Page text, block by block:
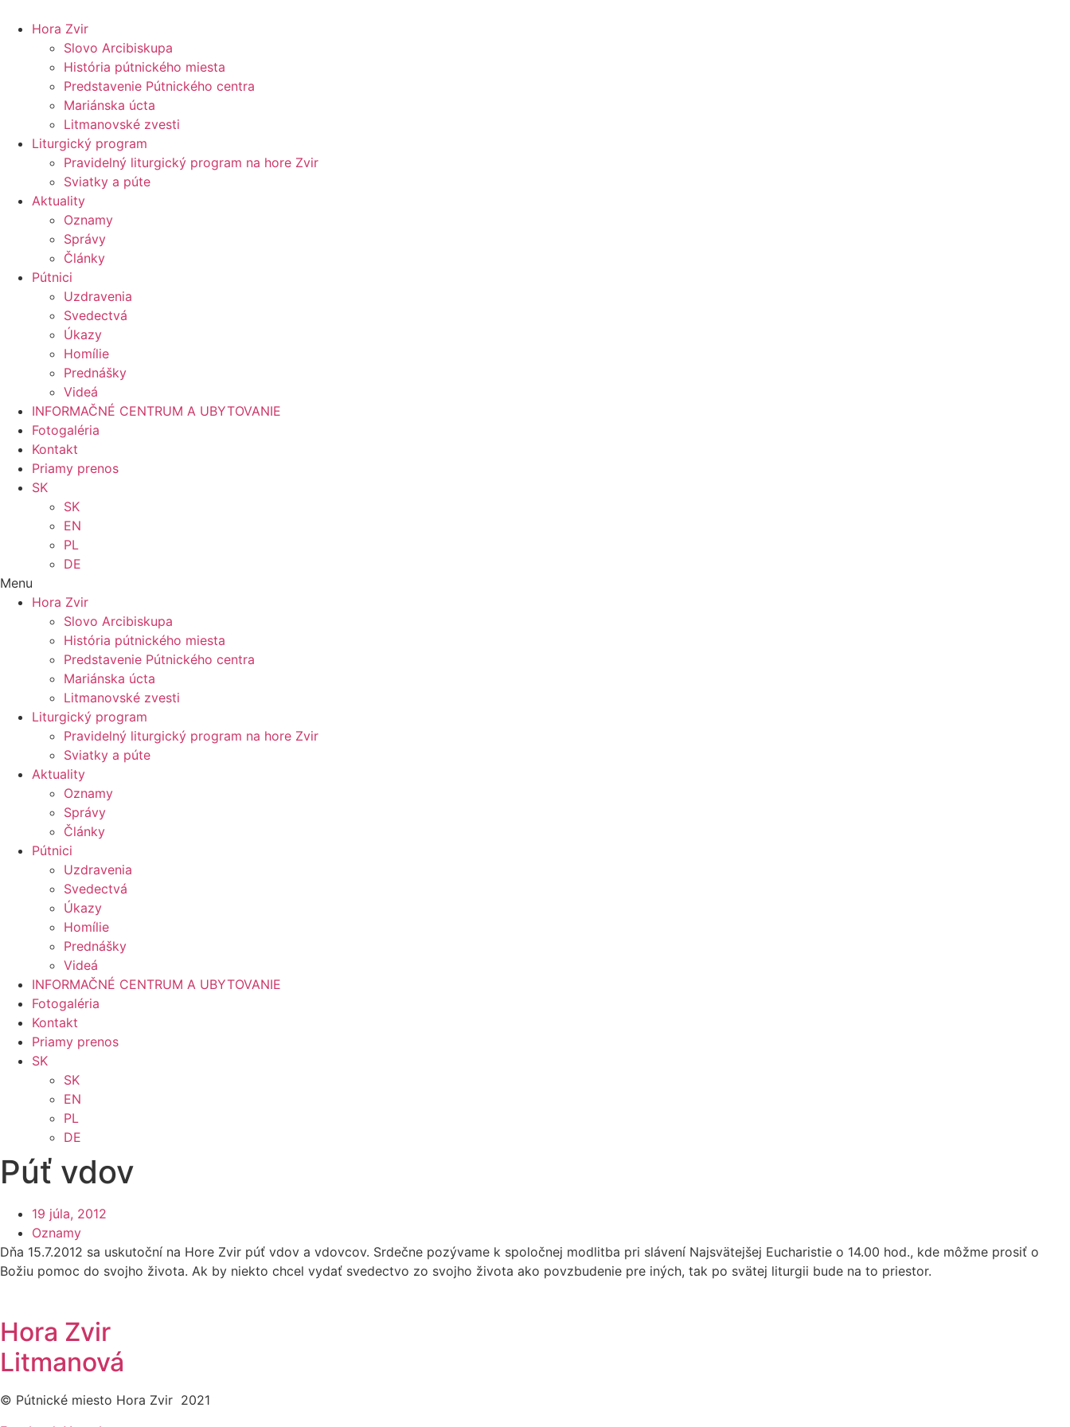
Hora Zvir
Slovo Arcibiskupa
História pútnického miesta
Predstavenie Pútnického centra
Mariánska úcta
Litmanovské zvesti
Liturgický program
Pravidelný liturgický program na hore Zvir
Sviatky a púte
Aktuality
Oznamy
Správy
Články
Pútnici
Uzdravenia
Svedectvá
Úkazy
Homílie
Prednášky
Videá
INFORMAČNÉ CENTRUM A UBYTOVANIE
Fotogaléria
Kontakt
Priamy prenos
SK
SK
EN
PL
DE
Menu
Hora Zvir
Slovo Arcibiskupa
História pútnického miesta
Predstavenie Pútnického centra
Mariánska úcta
Litmanovské zvesti
Liturgický program
Pravidelný liturgický program na hore Zvir
Sviatky a púte
Aktuality
Oznamy
Správy
Články
Pútnici
Uzdravenia
Svedectvá
Úkazy
Homílie
Prednášky
Videá
INFORMAČNÉ CENTRUM A UBYTOVANIE
Fotogaléria
Kontakt
Priamy prenos
SK
SK
EN
PL
DE
Púť vdov
19 júla, 2012
Oznamy
Dňa 15.7.2012 sa uskutoční na Hore Zvir púť vdov a vdovcov. Srdečne pozývame k spoločnej modlitba pri slávení Najsvätejšej Eucharistie o 14.00 hod., kde môžme prosiť o
Božiu pomoc do svojho života. Ak by niekto chcel vydať svedectvo zo svojho života ako povzbudenie pre iných, tak po svätej liturgii bude na to priestor.
Hora Zvir
Litmanová
© Pútnické miesto Hora Zvir 2021